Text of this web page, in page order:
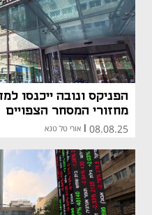
מחזורי המסחר הצפויים
08.08.25 אורי טל טנא